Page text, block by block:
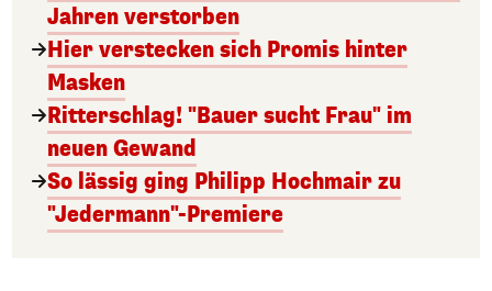
Jahren verstorben
Hier verstecken sich Promis hinter
Masken
Ritterschlag! "Bauer sucht Frau" im
neuen Gewand
So lässig ging Philipp Hochmair zu
"Jedermann"-Premiere